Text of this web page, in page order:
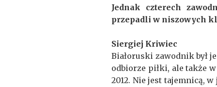
Jednak czterech
przepadli w niszowych
Siergiej Kriwiec
Białoruski zawodnik był
odbiorze piłki, ale także
2012. Nie jest tajemnicą,